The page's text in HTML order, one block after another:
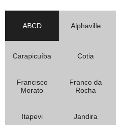
ABCD Alphaville
Carapicuíba Cotia
Francisco
Morato
Franco da
Rocha
Itapevi Jandira